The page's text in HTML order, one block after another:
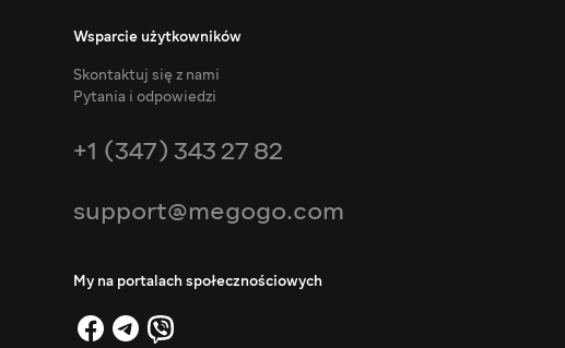
Wsparcie użytkowników
Skontaktuj się z nami
Pytania i odpowiedzi
+1 (347) 343 27 82
support@megogo.com
My na portalach społecznościowych